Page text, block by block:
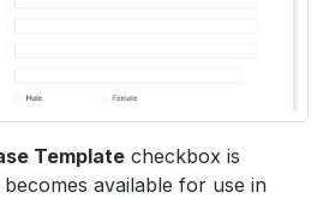
Template checkbox is
available for use in